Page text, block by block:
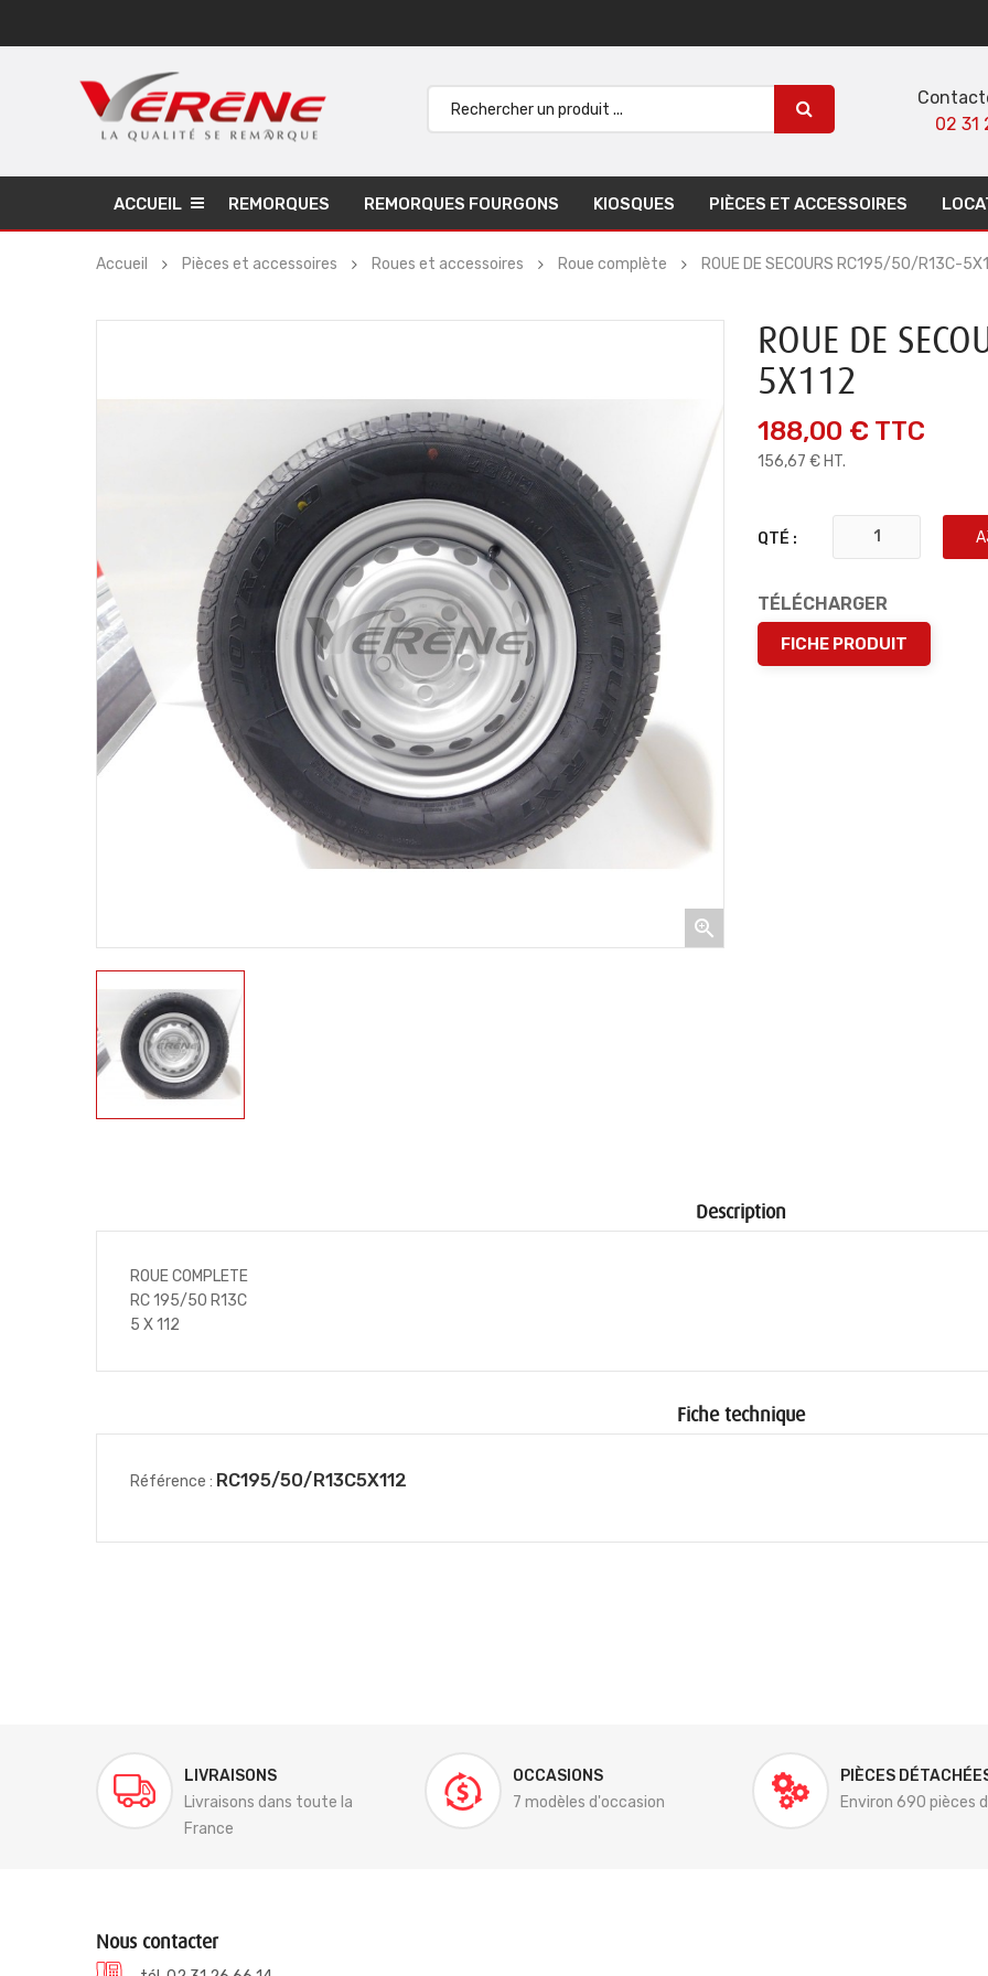
02 31
ACCUEIL REMORQUES REMORQUES FOURGONS KIOSQUES PIÈCES ET ACCESSOIRES
Accueil Pièces et accessoires Roues et accessoires Roue complète ROUE DE SECOURS RC195/50/R13C-

ROUE DE
5X112
188,00 € TTC
156,67 € HT.
QTÉ :
TÉLÉCHARGER
FICHE PRODUIT
Description
ROUE COMPLETE
RC 195/50 R13C
5 X 112
Fiche technique
Référence : RC195/50/R13C5X112
LIVRAISONS
Livraisons dans toute la
France
OCCASIONS
7 modèles d'occasion
PIÈCES
Environ 690 pièces
Nous contacter